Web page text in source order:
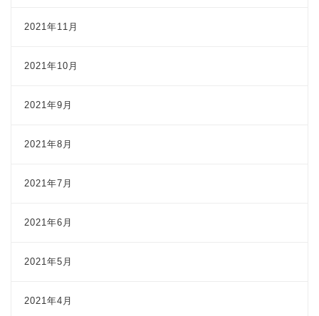
2021年11月
2021年10月
2021年9月
2021年8月
2021年7月
2021年6月
2021年5月
2021年4月